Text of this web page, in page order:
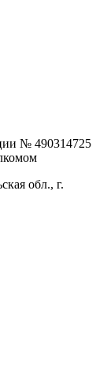
№ 490314725
обл., г.